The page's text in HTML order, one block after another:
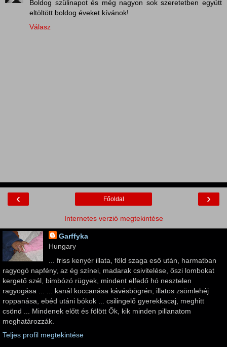
Boldog szülinapot és még nagyon sok szeretetben együtt
eltöltött boldog éveket kívánok!
Válasz
‹ ›
Főoldal
Internetes verzió megtekintése
Garffyka
Hungary
... friss kenyér illata, föld szaga eső után, harmatban
ragyogó napfény, az ég színei, madarak csivitelése, őszi lombokat
kergető szél, bimbózó rügyek, mindent elfedő hó nesztelen
ragyogása ... ... kanál koccanása kávésbögrén, illatos zsömlehéj
roppanása, ebéd utáni bókok ... csilingelő gyerekkacaj, meghitt
csönd ... Mindenek előtt és fölött Ők, kik minden pillanatom
meghatározzák.
Teljes profil megtekintése